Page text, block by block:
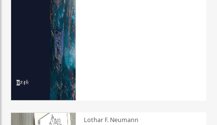
Lothar F. Neumann